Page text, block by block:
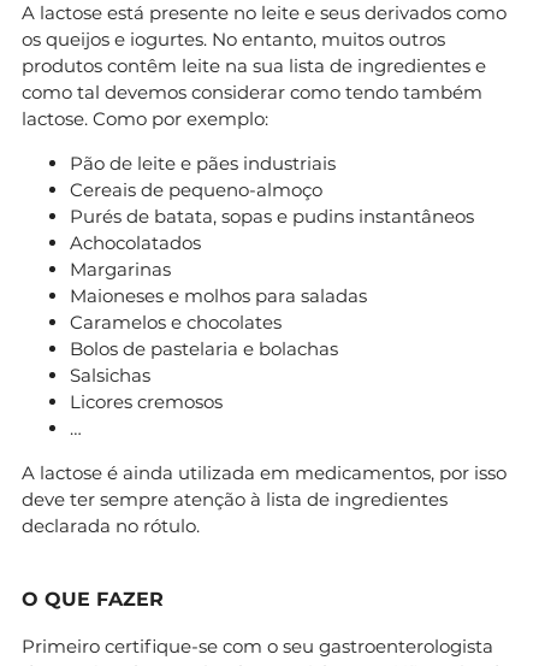
A lactose está presente no leite e seus derivados como
os queijos e iogurtes. No entanto, muitos outros
produtos contêm leite na sua lista de ingredientes e
como tal devemos considerar como tendo também
lactose. Como por exemplo:
Pão de leite e pães industriais
Cereais de pequeno-almoço
Purés de batata, sopas e pudins instantâneos
Achocolatados
Margarinas
Maioneses e molhos para saladas
Caramelos e chocolates
Bolos de pastelaria e bolachas
Salsichas
Licores cremosos
…
A lactose é ainda utilizada em medicamentos, por isso
deve ter sempre atenção à lista de ingredientes
declarada no rótulo.
O QUE FAZER
Primeiro certifique-se com o seu gastroenterologista